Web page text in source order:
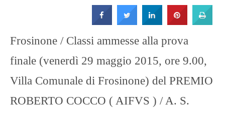
Frosinone / Classi ammesse alla prova
finale (venerdì 29 maggio 2015, ore 9.00,
Villa Comunale di Frosinone) del PREMIO
ROBERTO COCCO ( AIFVS ) / A. S.